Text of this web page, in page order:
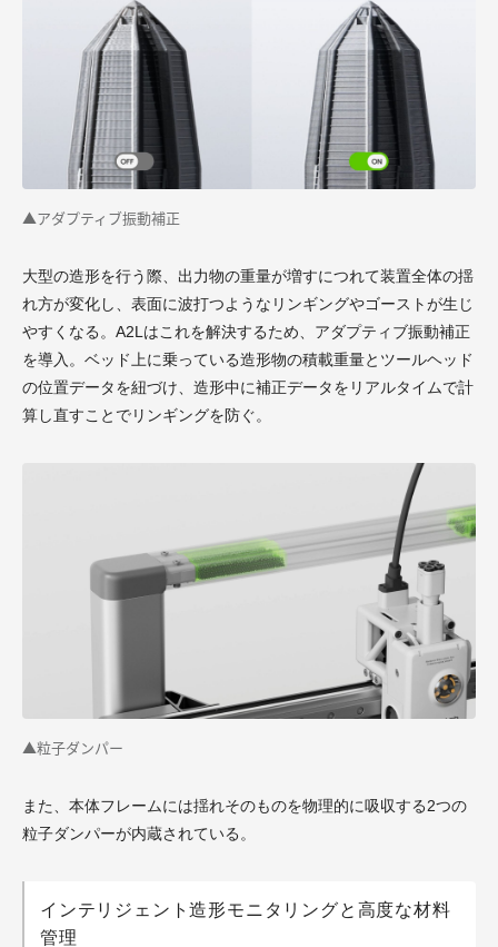
▲アダプティブ振動補正
大型の造形を行う際、出力物の重量が増すにつれて装置全体の揺
れ方が変化し、表面に波打つようなリンギングやゴーストが生じ
やすくなる。A2Lはこれを解決するため、アダプティブ振動補正
を導入。ベッド上に乗っている造形物の積載重量とツールヘッド
の位置データを紐づけ、造形中に補正データをリアルタイムで計
算し直すことでリンギングを防ぐ。
▲粒子ダンパー
また、本体フレームには揺れそのものを物理的に吸収する2つの
粒子ダンパーが内蔵されている。
インテリジェント造形モニタリングと高度な材料
管理